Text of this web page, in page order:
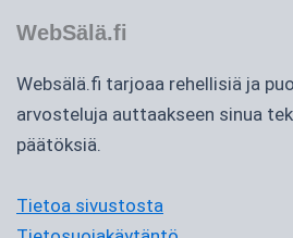
WebSälä.fi
Websälä.fi tarjoaa rehellisiä ja
arvosteluja auttaakseen sinua
päätöksiä.
Tietoa sivustosta